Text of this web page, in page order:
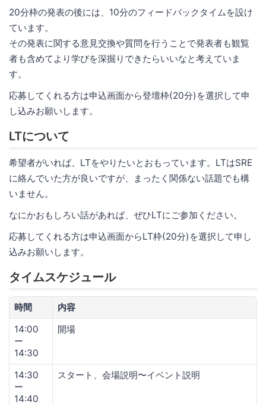
20分枠の発表の後には、10分のフィードバックタイムを設け
ています。
その発表に関する意見交換や質問を行うことで発表者も観覧
者も含めてより学びを深掘りできたらいいなと考えていま
す。
応募してくれる方は申込画面から登壇枠(20分)を選択して申
し込みお願いします。
LTについて
希望者がいれば、LTをやりたいとおもっています。LTはSRE
に絡んでいた方が良いですが、まったく関係ない話題でも構
いません。
なにかおもしろい話があれば、ぜひLTにご参加ください。
応募してくれる方は申込画面からLT枠(20分)を選択して申し
込みお願いします。
タイムスケジュール
時間
内容
14:00
ー
14:30
開場
14:30
ー
14:40
スタート、会場説明〜イベント説明